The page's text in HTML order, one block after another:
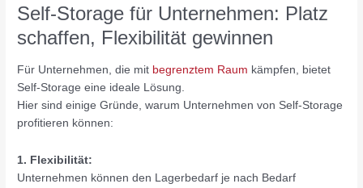
Self-Storage für Unternehmen: Platz
schaffen, Flexibilität gewinnen
Für Unternehmen, die mit begrenztem Raum kämpfen, bietet
Self-Storage eine ideale Lösung.
Hier sind einige Gründe, warum Unternehmen von Self-Storage
profitieren können:
1. Flexibilität:
Unternehmen können den Lagerbedarf je nach Bedarf